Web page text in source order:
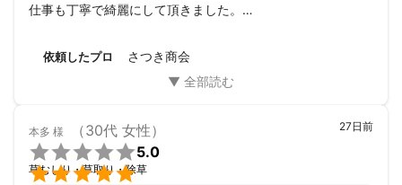
仕事も丁寧で綺麗にして頂きました。
また何かあれば依頼したいと思います。
依頼したプロ さつき商会
本多 様 （30代 女性）


5.0
草むしり・草取り・除草
27日前